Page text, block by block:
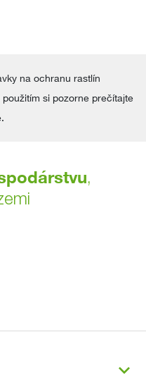
na ochranu rastlín
si pozorne prečítajte
,